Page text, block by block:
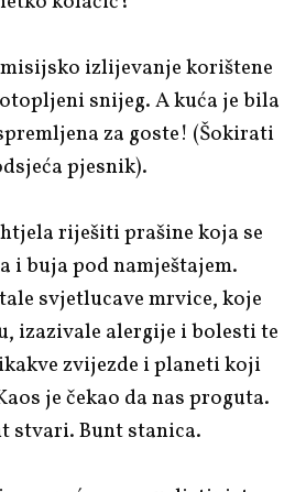
izlijevanje korištene
snijeg. A kuća je bila
za goste! (Šokirati
pjesnik).
riješiti prašine koja se
i buja pod namještajem.
svjetlucave mrvice, koje
izazivale alergije i bolesti te
zvijezde i planeti koji
je čekao da nas proguta.
stvari. Bunt stanica.